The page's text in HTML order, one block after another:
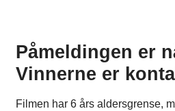
Påmeldingen er
Vinnerne er
Filmen har 6 års aldersgrense,